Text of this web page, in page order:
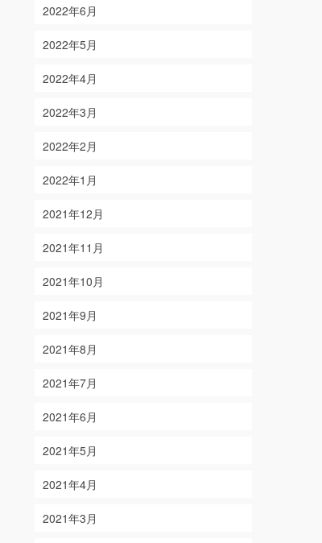
2022年6月
2022年5月
2022年4月
2022年3月
2022年2月
2022年1月
2021年12月
2021年11月
2021年10月
2021年9月
2021年8月
2021年7月
2021年6月
2021年5月
2021年4月
2021年3月